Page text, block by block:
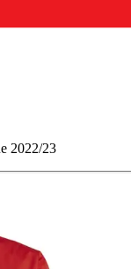
2022/23